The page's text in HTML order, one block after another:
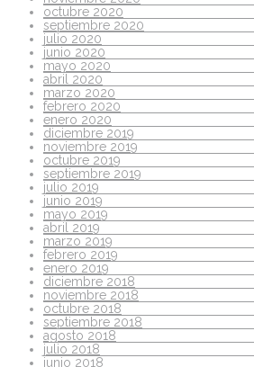
octubre 2020
septiembre 2020
julio 2020
junio 2020
mayo 2020
abril 2020
marzo 2020
febrero 2020
enero 2020
diciembre 2019
noviembre 2019
octubre 2019
septiembre 2019
julio 2019
junio 2019
mayo 2019
abril 2019
marzo 2019
febrero 2019
enero 2019
diciembre 2018
noviembre 2018
octubre 2018
septiembre 2018
agosto 2018
julio 2018
junio 2018